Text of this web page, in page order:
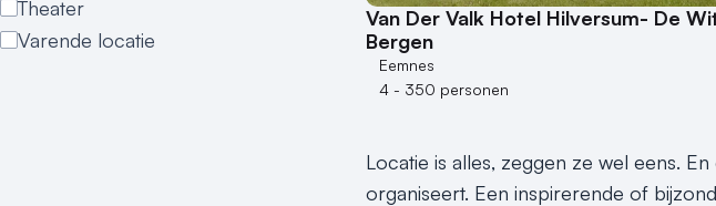
Theater
Varende locatie
Van Der Valk Hotel Hilversum- De
Bergen
Eemnes
4 - 350 personen
Locatie is alles, zeggen ze wel eens.
organiseert. Een inspirerende of